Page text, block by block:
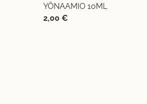
YÖNAAMIO 10ML
2,00 €